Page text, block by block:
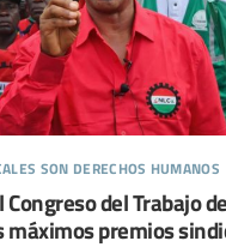
son derechos humanos
del Trabajo
máximos premios